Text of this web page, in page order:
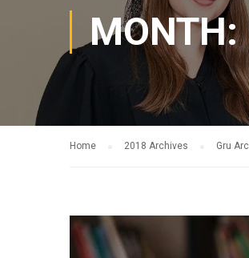
MONTH:
Home 2018 Archives Gru